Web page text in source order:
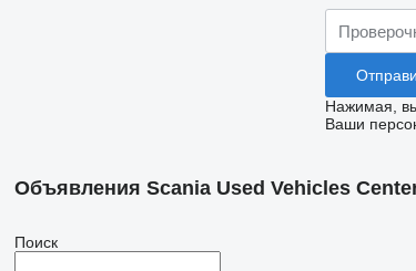
Нажимая,
Ваши
Объявления Scania Used Vehicles
Поиск